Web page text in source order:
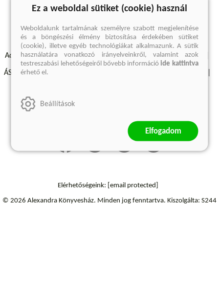
A keresett kifejezésre nincs találat
Adatvédelmi szabályzatok Elállási felmondási nyilatkozat
ÁSZF - Vásárlási feltételek
Szállítási információk
Elérhetőségeink: [email protected]
© 2026 Alexandra Könyvesház. Minden jog fenntartva. Kiszolgálta: S244
Ez a weboldal sütiket (cookie) használ
Weboldalunk tartalmának személyre szabott megjelenítése
és a böngészési élmény biztosítása érdekében sütiket
(cookie), illetve egyéb technológiákat alkalmazunk. A sütik
használatára vonatkozó irányelveinkről, valamint azok
testreszabási lehetőségeiről bővebb információide kattintva
érhető el.
Beállítások
Elfogadom